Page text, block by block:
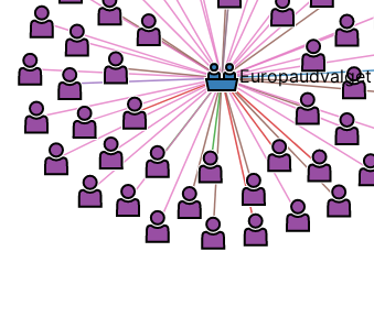
Europaudvalget